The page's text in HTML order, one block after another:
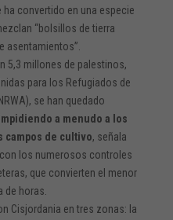
convertido en una especie
“bolsillos de tierra
asentamientos”.
5,3 millones de palestinos,
para los Refugiados de
se han quedado
a menudo a los
campos de cultivo, señala
los numerosos controles
que convierten el menor
de horas.
Cisjordania en tres zonas: la